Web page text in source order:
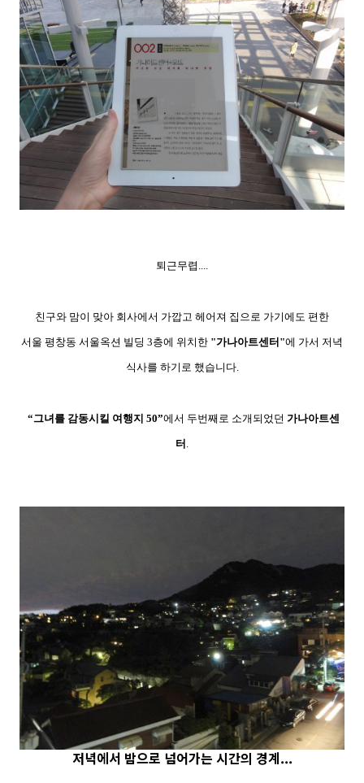
퇴근무렵....
친구와 맘이 맞아 회사에서 가깝고 헤어져 집으로 가기에도 편한
서울 평창동 서울옥션 빌딩 3층에 위치한 "가나아트센터"에 가서 저녁
식사를 하기로 했습니다.
“그녀를 감동시킬 여행지 50”에서 두번째로 소개되었던 가나아트센
터
저녁에서 밤으로 넘어가는 시간의 경계...